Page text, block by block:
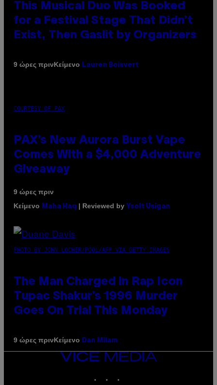
This Musical Duo Was Booked
for a Festival Stage That Didn’t
Exist, Then Gaslit by Organizers
9 ώρες πρινΚείμενο Lauren Boisvert
COURTESY OF PAX
PAX’s New Aurora Burst Vape
Comes With a $4,000 Adventure
Giveaway
9 ώρες πριν
Κείμενο
Maha Haq | Reviewed by Ysolt Usigan
PHOTO BY JOHN LOCHER/POOL/AFP VIA GETTY IMAGES
The Man Charged in Rap Icon
Tupac Shakur’s 1996 Murder
Goes On Trial This Monday
9 ώρες πρινΚείμενο Dan Milam
VICE
MEDIA